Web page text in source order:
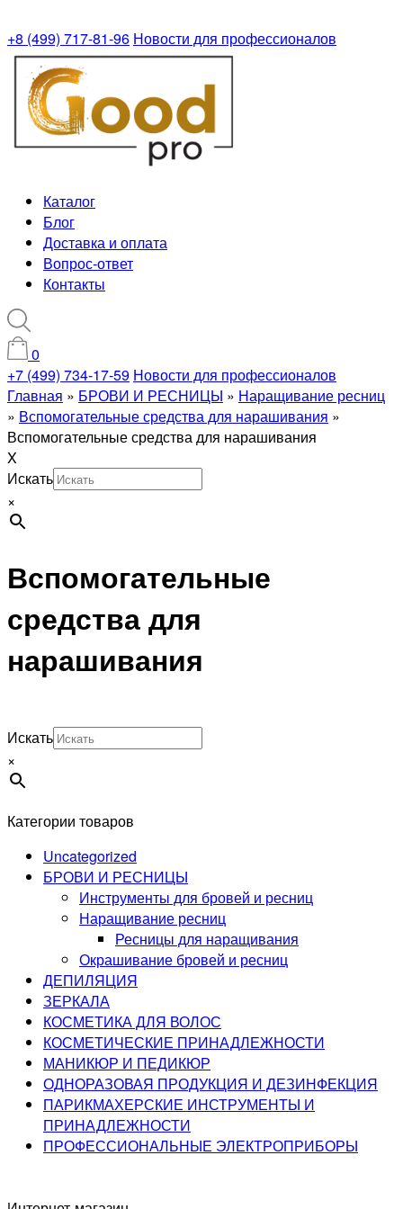
+8 (499) 717-81-96 Новости для профессионалов
Каталог
Блог
Доставка и оплата
Вопрос-ответ
Контакты
0
+7 (499) 734-17-59 Новости для профессионалов
Главная » БРОВИ И РЕСНИЦЫ » Наращивание ресниц
» Вспомогательные средства для нарашивания »
Вспомогательные средства для нарашивания
X
Искать
×
Вспомогательные
средства для
нарашивания
Искать
×
Категории товаров
Uncategorized
БРОВИ И РЕСНИЦЫ
Инструменты для бровей и ресниц
Наращивание ресниц
Ресницы для наращивания
Окрашивание бровей и ресниц
ДЕПИЛЯЦИЯ
ЗЕРКАЛА
КОСМЕТИКА ДЛЯ ВОЛОС
КОСМЕТИЧЕСКИЕ ПРИНАДЛЕЖНОСТИ
МАНИКЮР И ПЕДИКЮР
ОДНОРАЗОВАЯ ПРОДУКЦИЯ И ДЕЗИНФЕКЦИЯ
ПАРИКМАХЕРСКИЕ ИНСТРУМЕНТЫ И
ПРИНАДЛЕЖНОСТИ
ПРОФЕССИОНАЛЬНЫЕ ЭЛЕКТРОПРИБОРЫ